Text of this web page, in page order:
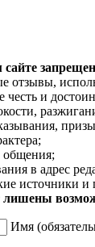
отзывы,
и
общения;
в адрес
источники и
лишены
Имя